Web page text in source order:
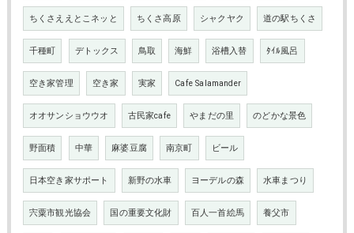
ちくさええとこネッと ちくさ高原 シャクヤク 道の駅ちくさ
千種町 デトックス 鳥取 海鮮 浴槽入替 ﾀｲﾙ風呂
空き家管理 空き家 実家 Cafe Salamander
オオサンショウウオ 古民家cafe やまだの里 のどかな景色
野面積 中華 麻婆豆腐 南京町 ビール
日本空き家サポート 新野の水車 ヨーデルの森 水車まつり
宍粟市観光協会 国の重要文化財 百人一首絵馬 養父市